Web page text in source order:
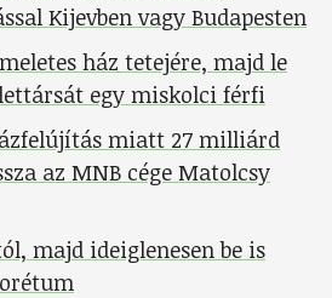
Kijevben vagy Budapesten
ház tetejére, majd le
egy miskolci férfi
miatt 27 milliárd
az MNB cége Matolcsy
majd ideiglenesen be is